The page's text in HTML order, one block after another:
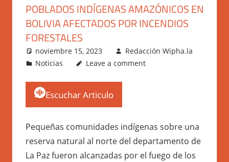
POBLADOS INDÍGENAS AMAZÓNICOS EN
BOLIVIA AFECTADOS POR INCENDIOS
FORESTALES
noviembre 15, 2023
Redacción Wipha.la
Noticias
Leave a comment
Escuchar Articulo
Pequeñas comunidades indígenas sobre una
reserva natural al norte del departamento de
La Paz fueron alcanzadas por el fuego de los